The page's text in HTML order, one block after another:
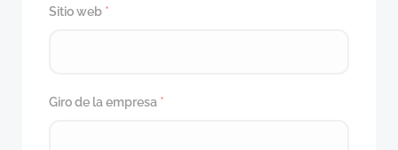
Sitio web *
Giro de la empresa *